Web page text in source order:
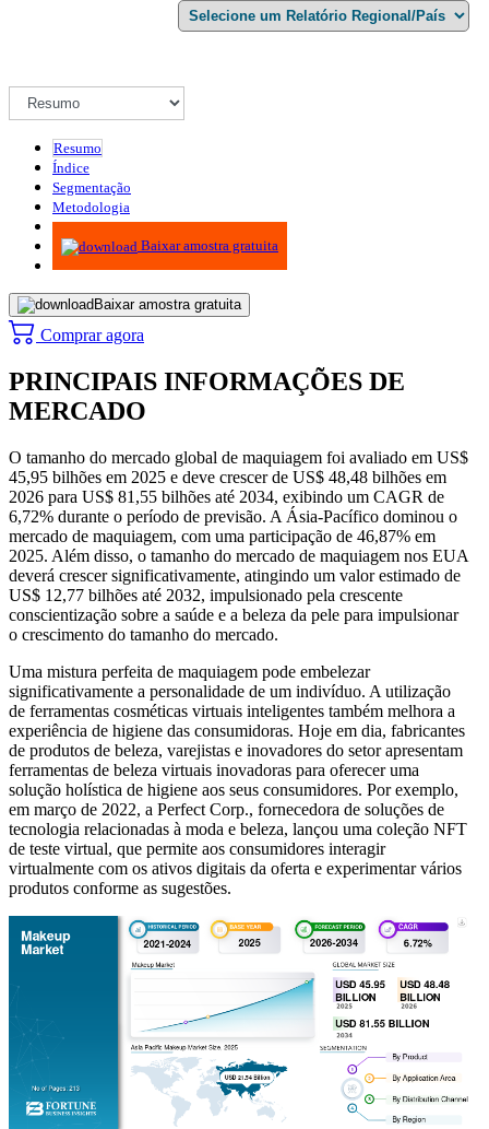
Resumo
Índice
Segmentação
Metodologia
Infográficos
Baixar amostra gratuita
Baixar amostra gratuita
Comprar agora
PRINCIPAIS INFORMAÇÕES DE
MERCADO
O tamanho do mercado global de maquiagem foi avaliado em US$
45,95 bilhões em 2025 e deve crescer de US$ 48,48 bilhões em
2026 para US$ 81,55 bilhões até 2034, exibindo um CAGR de
6,72% durante o período de previsão. A Ásia-Pacífico dominou o
mercado de maquiagem, com uma participação de 46,87% em
2025. Além disso, o tamanho do mercado de maquiagem nos EUA
deverá crescer significativamente, atingindo um valor estimado de
US$ 12,77 bilhões até 2032, impulsionado pela crescente
conscientização sobre a saúde e a beleza da pele para impulsionar
o crescimento do tamanho do mercado.
Uma mistura perfeita de maquiagem pode embelezar
significativamente a personalidade de um indivíduo. A utilização
de ferramentas cosméticas virtuais inteligentes também melhora a
experiência de higiene das consumidoras. Hoje em dia, fabricantes
de produtos de beleza, varejistas e inovadores do setor apresentam
ferramentas de beleza virtuais inovadoras para oferecer uma
solução holística de higiene aos seus consumidores. Por exemplo,
em março de 2022, a Perfect Corp., fornecedora de soluções de
tecnologia relacionadas à moda e beleza, lançou uma coleção NFT
de teste virtual, que permite aos consumidores interagir
virtualmente com os ativos digitais da oferta e experimentar vários
produtos conforme as sugestões.